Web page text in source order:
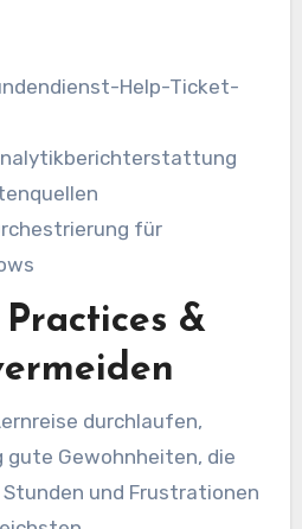
Help-Ticket-
für
&
durchlaufen,
gute Gewohnheiten, die
und Frustrationen